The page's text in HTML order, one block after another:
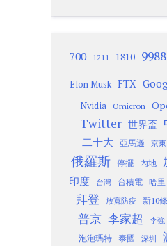
700 1211 1810 9988
Elon Musk FTX
Nvidia Omicron
Twitter 世界盃
二十大 亞馬遜 京東
俄羅斯 停擺 內地
印度
台灣 台積電 哈里
拜登 放寬防疫 新10條
普京 李家超 李強
泡泡瑪特 泰國 深圳